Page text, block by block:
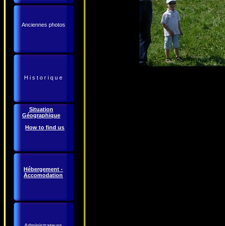
Anciennes photos
H i s t o r i q u e
Situation
Géographique
How to find us
Hébergement -
Accomodation